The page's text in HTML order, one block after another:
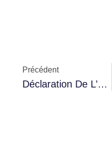
Précédent
Déclaration De L’Observatoire Liberté Pour La Tunisie À L’occasion De La Journée Internationale Des Avocats En Danger